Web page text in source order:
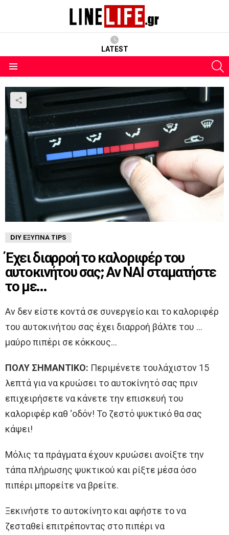
LATEST
DIY ΈΞΥΠΝΑ TIPS
Έχει διαρροή το καλοριφέρ του
αυτοκινήτου σας; Αν ΝΑΙ σταματήστε
το με…
Αν δεν είστε κοντά σε συνεργείο και το καλοριφέρ
του αυτοκινήτου σας έχει διαρροή βάλτε του …
μαύρο πιπέρι σε κόκκους…
ΠΟΛΥ ΣΗΜΑΝΤΙΚΟ: Περιμένετε τουλάχιστον 15
λεπτά για να κρυώσει το αυτοκίνητό σας πριν
επιχειρήσετε να κάνετε την επισκευή του
καλοριφέρ καθ ‘οδόν! Το ζεστό ψυκτικό θα σας
κάψει!
Μόλις τα πράγματα έχουν κρυώσει ανοίξτε την
τάπα πλήρωσης ψυκτικού και ρίξτε μέσα όσο
πιπέρι μπορείτε να βρείτε.
Ξεκινήστε το αυτοκίνητο και αφήστε το να
ζεσταθεί επιτρέποντας στο πιπέρι να